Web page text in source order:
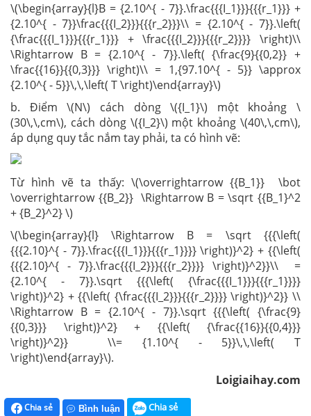
\(\begin{array}{l}B = {2.10^{ - 7}}.\frac{{{I_1}}}{{{r_1}}} +
{2.10^{ - 7}}\frac{{{I_2}}}{{{r_2}}}\\ = {2.10^{ - 7}}.\left(
{\frac{{{I_1}}}{{{r_1}}} + \frac{{{I_2}}}{{{r_2}}}} \right)\\
\Rightarrow B = {2.10^{ - 7}}.\left( {\frac{9}{{0,2}} +
\frac{{16}}{{0,3}}} \right)\\ = 1,{97.10^{ - 5}} \approx
{2.10^{ - 5}}\,\,\left( T \right)\end{array}\)
b.
Điểm \(N\) cách dòng \({I_1}\) một khoảng \
(30\,\,cm\), cách dòng \({I_2}\) một khoảng \(40\,\,cm\),
áp dụng quy tắc nắm tay phải, ta có hình vẽ:
Từ hình vẽ ta thấy: \(\overrightarrow {{B_1}} \bot
\overrightarrow {{B_2}} \Rightarrow B = \sqrt {{B_1}^2
+ {B_2}^2} \)
\(\begin{array}{l} \Rightarrow B = \sqrt {{{\left(
{{{2.10}^{ - 7}}.\frac{{{I_1}}}{{{r_1}}}} \right)}^2} + {{\left(
{{{2.10}^{ - 7}}.\frac{{{I_2}}}{{{r_2}}}} \right)}^2}}\\ =
{2.10^{ - 7}}.\sqrt {{{\left( {\frac{{{I_1}}}{{{r_1}}}}
\right)}^2} + {{\left( {\frac{{{I_2}}}{{{r_2}}}} \right)}^2}} \\
\Rightarrow B = {2.10^{ - 7}}.\sqrt {{{\left( {\frac{9}
{{0,3}}} \right)}^2} + {{\left( {\frac{{16}}{{0,4}}}
\right)}^2}} \\= {1.10^{ - 5}}\,\,\left( T
\right)\end{array}\).
Loigiaihay.com
Chia sẻ Bình luận Chia sẻ